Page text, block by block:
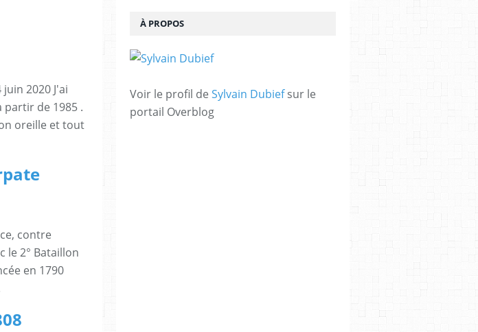
2020 J'ai
de 1985 .
oreille et tout
contre
le 2° Bataillon
en 1790
À PROPOS
Voir le profil de Sylvain Dubiefsur le
portail Overblog